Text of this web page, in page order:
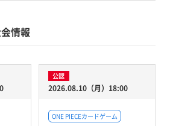
情報
公認
2026.08.10（月）18:00
ONE PIECEカードゲーム